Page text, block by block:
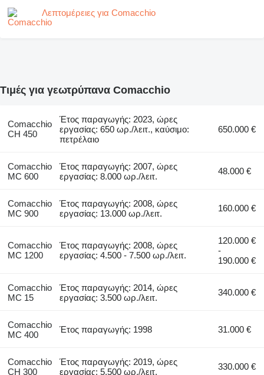
Λεπτομέρειες για Comacchio
Τιμές για γεωτρύπανα Comacchio
Comacchio
CH 450
Έτος παραγωγής: 2023, ώρες
εργασίας: 650 ωρ./λειτ., καύσιμο:
πετρέλαιο
650.000 €
Comacchio
MC 600
Έτος παραγωγής: 2007, ώρες
εργασίας: 8.000 ωρ./λειτ.
48.000 €
Comacchio
MC 900
Έτος παραγωγής: 2008, ώρες
εργασίας: 13.000 ωρ./λειτ.
160.000 €
Comacchio
MC 1200
Έτος παραγωγής: 2008, ώρες
εργασίας: 4.500 - 7.500 ωρ./λειτ.
120.000 €
-
190.000 €
Comacchio
MC 15
Έτος παραγωγής: 2014, ώρες
εργασίας: 3.500 ωρ./λειτ.
340.000 €
Comacchio
MC 400
Έτος παραγωγής: 1998 31.000 €
Comacchio
CH 300
Έτος παραγωγής: 2019, ώρες
εργασίας: 5.500 ωρ./λειτ.
330.000 €